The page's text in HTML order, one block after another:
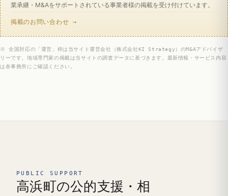
業承継・M&Aをサポートされている事業者様の掲載を受け付けています。
掲載のお問い合わせ →
※ 全国対応の「運営」枠は当サイト運営会社（株式会社KI Strategy）のM&Aアドバイザ
リーです。地域専門家の掲載は当サイトの調査データに基づきます。最新情報・サービス内容
は各事務所にご確認ください。
PUBLIC SUPPORT
高浜町の公的支援・相